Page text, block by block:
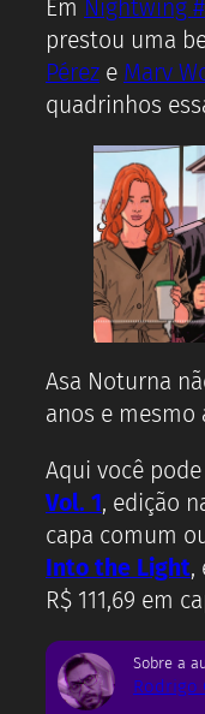
Em Nightwing
prestou uma
Péreze Marv
quadrinhos
Asa Noturna
anos e
Aqui você
Vol. 1, edição
capa comum
Into the Light,
R$ 111,69 em
Sobre a
Rodrigo